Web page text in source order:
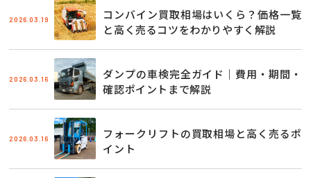
2026.03.19
コンバイン買取相場はいくら？価格一覧
と高く売るコツをわかりやすく解説
2026.03.16
ダンプの車検完全ガイド｜費用・期間・
確認ポイントまで解説
2026.03.16
フォークリフトの買取相場と高く売るポ
イント